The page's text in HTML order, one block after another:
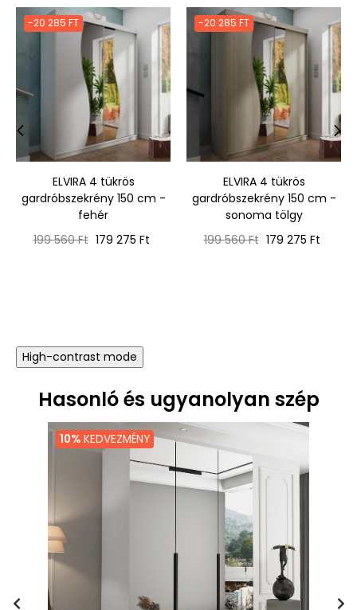
-20 285 FT
ELVIRA 4 tükrös
gardróbszekrény 150 cm -
fehér
Normál
199 560 Ft Ár
179 275 Ft
-20 285 FT
ELVIRA 4 tükrös
gardróbszekrény 150 cm -
sonoma tölgy
Normál
199 560 Ft Ár
179 275 Ft
‹ ›
High-contrast mode
Hasonló és ugyanolyan szép
10% KEDVEZMÉNY